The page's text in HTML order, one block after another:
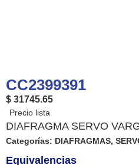
CC2399391
$ 31745.65
DIAFRAGMA SERVO
Categorías: DIAFRAGMAS,
Equivalencias